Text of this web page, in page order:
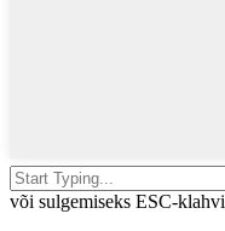
või sulgemiseks ESC-klahvi